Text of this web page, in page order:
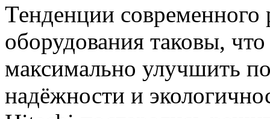
Тенденции современного
оборудования таковы,
максимально улучшить
надёжности и